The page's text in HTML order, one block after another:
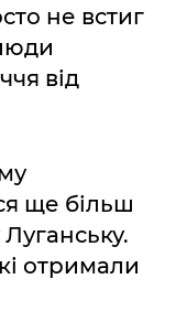
не встиг
від
ще більш
отримали